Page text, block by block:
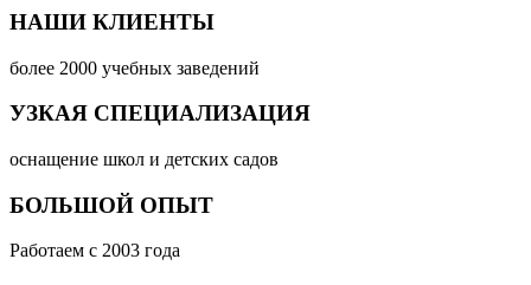
НАШИ КЛИЕНТЫ
более 2000 учебных заведений
УЗКАЯ СПЕЦИАЛИЗАЦИЯ
оснащение школ и детских садов
БОЛЬШОЙ ОПЫТ
Работаем с 2003 года